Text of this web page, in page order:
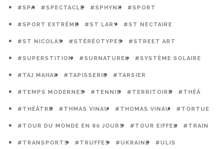
#SPA #SPECTACLE #SPHYNX #SPORT
#SPORT EXTRÊME #ST LARY #ST NECTAIRE
#ST NICOLAS #STÉRÉOTYPES #STREET ART
#SUPERSTITION #SURNATUREL #SYSTÈME SOLAIRE
#TAJ MAHAL #TAPISSERIE #TARSIER
#TEMPS MODERNES #TENNIS #TERRITOIRE #THÉÂ
#THÉÂTRE #THMAS VINAU #THOMAS VINAU #TORTUE
#TOUR DU MONDE EN 80 JOURS #TOUR EIFFEL #TRAIN
#TRANSPORTS #TRUFFES #UKRAINE #ULIS